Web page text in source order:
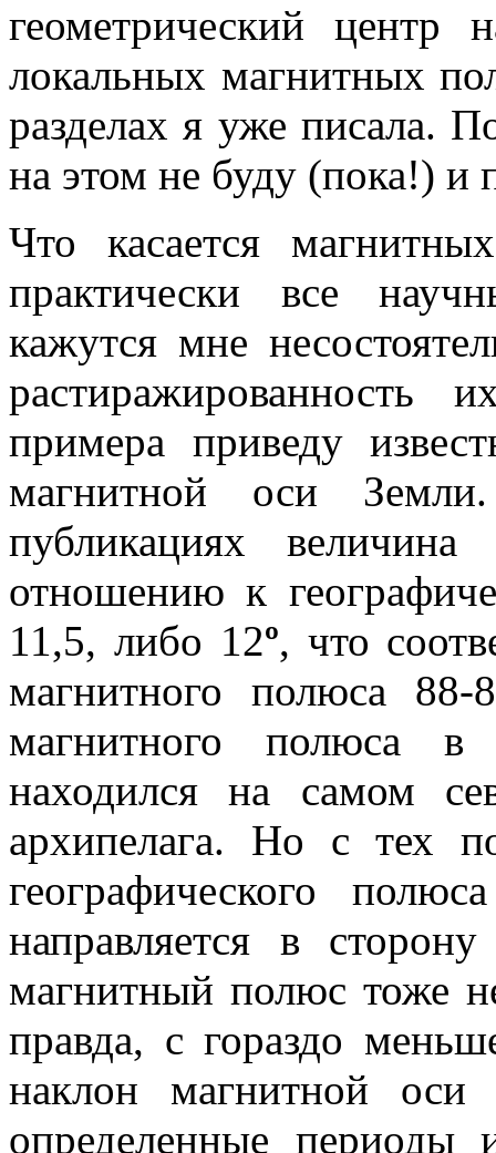
геометрический
локальных магнитных
разделах я уже писала.
на этом не буду (пока!) и
Что касается
практически все
кажутся мне
растиражированность
примера приведу
магнитной оси
публикациях
отношению к
11,5, либо 12º, что
магнитного полюса 88-
магнитного полюса
находился на самом
архипелага. Но с тех
географического
направляется в
магнитный полюс тоже
правда, с гораздо
наклон магнитной
определенные периоды